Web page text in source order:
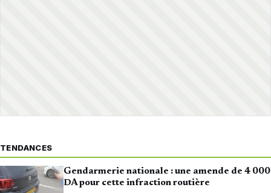
TENDANCES
Gendarmerie nationale : une amende de 4 000
DA pour cette infraction routière